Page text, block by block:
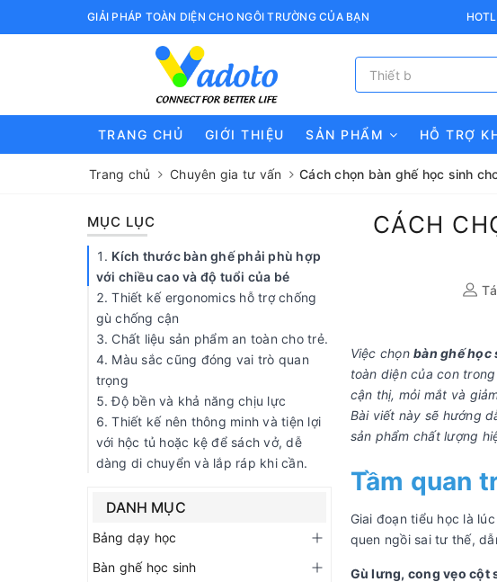
GIẢI PHÁP TOÀN DIỆN CHO NGÔI TRƯỜNG CỦA BẠN
TRANG CHỦ GIỚI THIỆU SẢN PHẨM HỖ TRỢ
Trang chủ Chuyên gia tư vấn Cách chọn bàn ghế học sinh
CÁCH
Việc chọn bàn ghế học
toàn diện của con
cận thị, mỏi mắt và
Bài viết này sẽ hướng
sản phẩm chất lượng
Tầm quan
Giai đoạn tiểu học là
quen ngồi sai tư thế,
Gù lưng, cong vẹo cột